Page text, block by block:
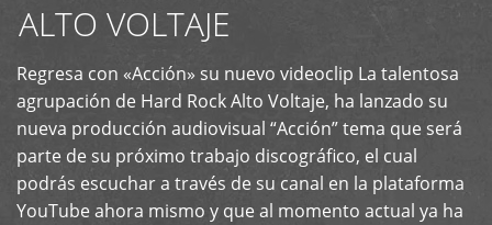
ALTO VOLTAJE
Regresa con «Acción» su nuevo videoclip La talentosa
agrupación de Hard Rock Alto Voltaje, ha lanzado su
nueva producción audiovisual “Acción” tema que será
parte de su próximo trabajo discográfico, el cual
podrás escuchar a través de su canal en la plataforma
YouTube ahora mismo y que al momento actual ya ha
+